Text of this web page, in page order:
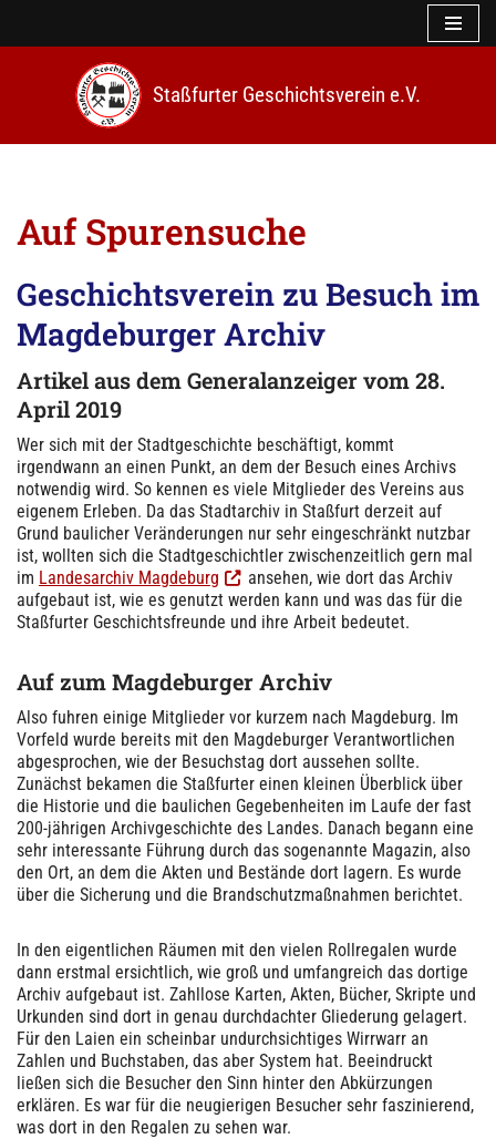
n
t
p
r
i
n
g
e
n
Staßfurter Geschichtsverein e.V.
Auf Spurensuche
Geschichtsverein zu Besuch im
Magdeburger Archiv
Artikelaus dem Generalanzeigervom 28.
April 2019
Wer sich mit der Stadtgeschichte beschäftigt, kommt
irgendwann an einen Punkt, an dem der Besuch eines Archivs
notwendig wird. So kennen es viele Mitglieder des Vereins aus
eigenem Erleben. Da das Stadtarchiv in Staßfurt derzeit auf
Grund baulicher Veränderungen nur sehr eingeschränkt nutzbar
ist, wollten sich die Stadtgeschichtler zwischenzeitlich gern mal
im Landesarchiv Magdeburg
ansehen, wie dort das Archiv
aufgebaut ist, wie es genutzt werden kann und was das für die
Staßfurter Geschichtsfreunde und ihre Arbeit bedeutet.
Auf zum Magdeburger Archiv
Also fuhren einige Mitglieder vor kurzem nach Magdeburg. Im
Vorfeld wurde bereits mit den Magdeburger Verantwortlichen
abgesprochen, wie der Besuchstag dort aussehen sollte.
Zunächst bekamen die Staßfurter einen kleinen Überblick über
die Historie und die baulichen Gegebenheiten im Laufe der fast
200-jährigen Archivgeschichte des Landes. Danach begann eine
sehr interessante Führung durch das sogenannte Magazin, also
den Ort, an dem die Akten und Bestände dort lagern. Es wurde
über die Sicherung und die Brandschutzmaßnahmen berichtet.
In den eigentlichen Räumen mit den vielen Rollregalen wurde
dann erstmal ersichtlich, wie groß und umfangreich das dortige
Archiv aufgebaut ist. Zahllose Karten, Akten, Bücher, Skripte und
Urkunden sind dort in genau durchdachter Gliederung gelagert.
Für den Laien ein scheinbar undurchsichtiges Wirrwarr an
Zahlen und Buchstaben, das aber System hat. Beeindruckt
ließen sich die Besucher den Sinn hinter den Abkürzungen
erklären. Es war für die neugierigen Besucher sehr faszinierend,
was dort in den Regalen zu sehen war.